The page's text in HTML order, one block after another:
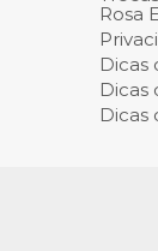
Rosa
Dicas
Dicas
Dicas